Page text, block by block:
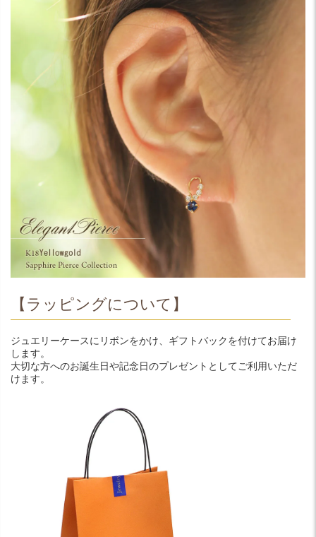
【ラッピングについて】
ジュエリーケースにリボンをかけ、ギフトバックを付けてお届け
します。
大切な方へのお誕生日や記念日のプレゼントとしてご利用いただ
けます。